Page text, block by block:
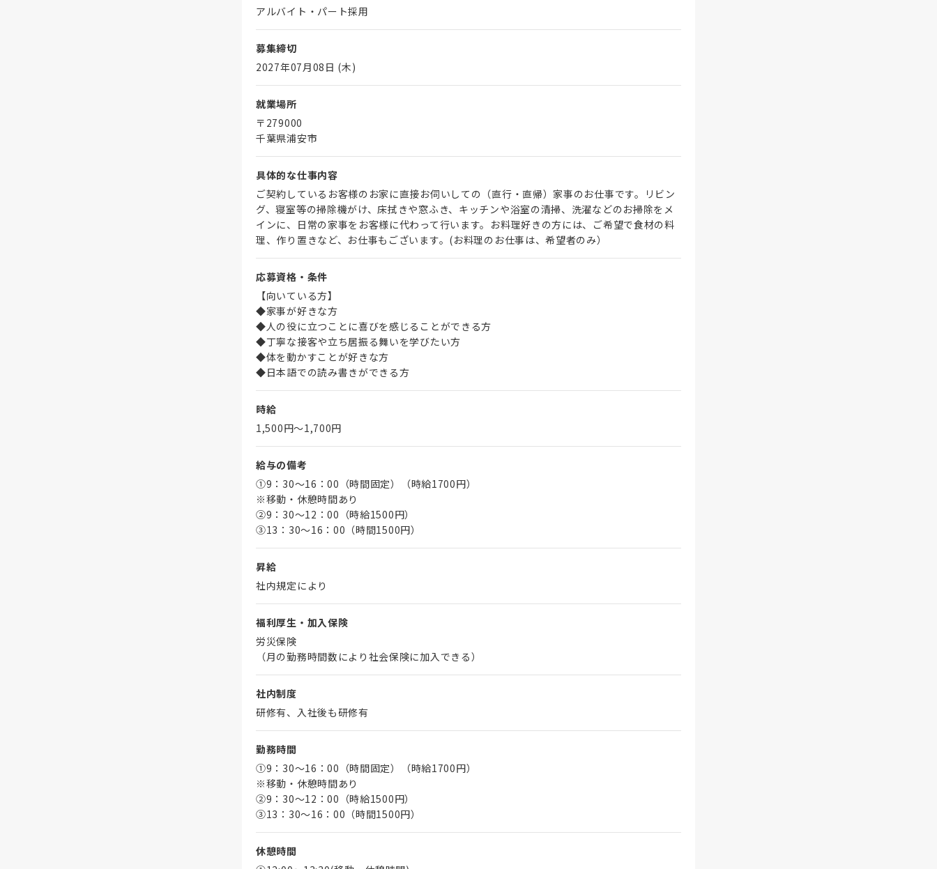
アルバイト・パート採用
募集締切
2027年07月08日 (木)
就業場所
〒279000
千葉県浦安市
具体的な仕事内容
ご契約しているお客様のお家に直接お伺いしての（直行・直帰）家事のお仕事です。リビン
グ、寝室等の掃除機がけ、床拭きや窓ふき、キッチンや浴室の清掃、洗濯などのお掃除をメ
インに、日常の家事をお客様に代わって行います。お料理好きの方には、ご希望で食材の料
理、作り置きなど、お仕事もございます。(お料理のお仕事は、希望者のみ）
応募資格・条件
【向いている方】
◆家事が好きな方
◆人の役に立つことに喜びを感じることができる方
◆丁寧な接客や立ち居振る舞いを学びたい方
◆体を動かすことが好きな方
◆日本語での読み書きができる方
時給
1,500円〜1,700円
給与の備考
①9：30～16：00（時間固定）（時給1700円）
※移動・休憩時間あり
➁9：30～12：00（時給1500円）
③13：30～16：00（時間1500円）
昇給
社内規定により
福利厚生・加入保険
労災保険
（月の勤務時間数により社会保険に加入できる）
社内制度
研修有、入社後も研修有
勤務時間
①9：30～16：00（時間固定）（時給1700円）
※移動・休憩時間あり
➁9：30～12：00（時給1500円）
③13：30～16：00（時間1500円）
休憩時間